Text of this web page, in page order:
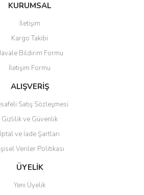
Gönder
KURUMSAL
İletişim
Kargo Takibi
Bildirim Formu
İletişim Formu
ALIŞVERİŞ
Satış Sözleşmesi
Gizlilik ve Güvenlik
İptal ve İade Şartları
Veriler Politikası
ÜYELİK
Yeni Üyelik